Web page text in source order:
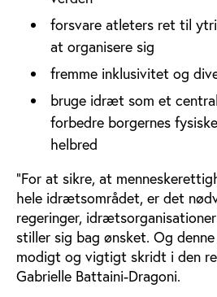
forsvare atleters ret til
at organisere sig
fremme inklusivitet og
bruge idræt som et
forbedre borgernes
helbred
“For at sikre, at
hele idrætsområdet, er det
regeringer,
stiller sig bag ønsket. Og
modigt og vigtigt skridt i den
Gabrielle Battaini-Dragoni.